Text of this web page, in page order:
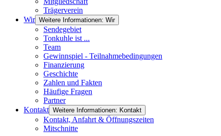
Trägerverein
Wir Weitere Informationen: Wir
Sendegebiet
Tonkuhle ist ...
Team
Gewinnspiel - Teilnahmebedingungen
Finanzierung
Geschichte
Zahlen und Fakten
Häufige Fragen
Partner
Kontakt Weitere Informationen: Kontakt
Kontakt, Anfahrt & Öffnungszeiten
Mitschnitte